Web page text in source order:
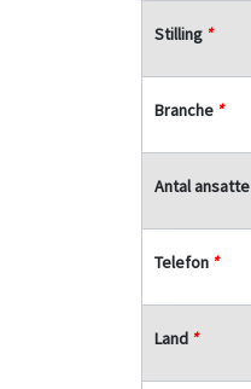
Stilling *
Branche *
Antal ansatte
Telefon *
Land *